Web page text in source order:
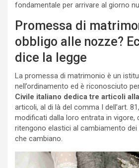
fondamentale per arrivare al giorno
Promessa di
obbligo alle nozze?
dice la legge
La promessa di matrimonio è un
nell’ordinamento ed è riconosciuto per
Civile italiano dedica tre articoli
articoli, al di là del comma I dell’art.
modificati dalla loro entrata in vigore,
ritengono elastici al cambiamento
che cambiano.